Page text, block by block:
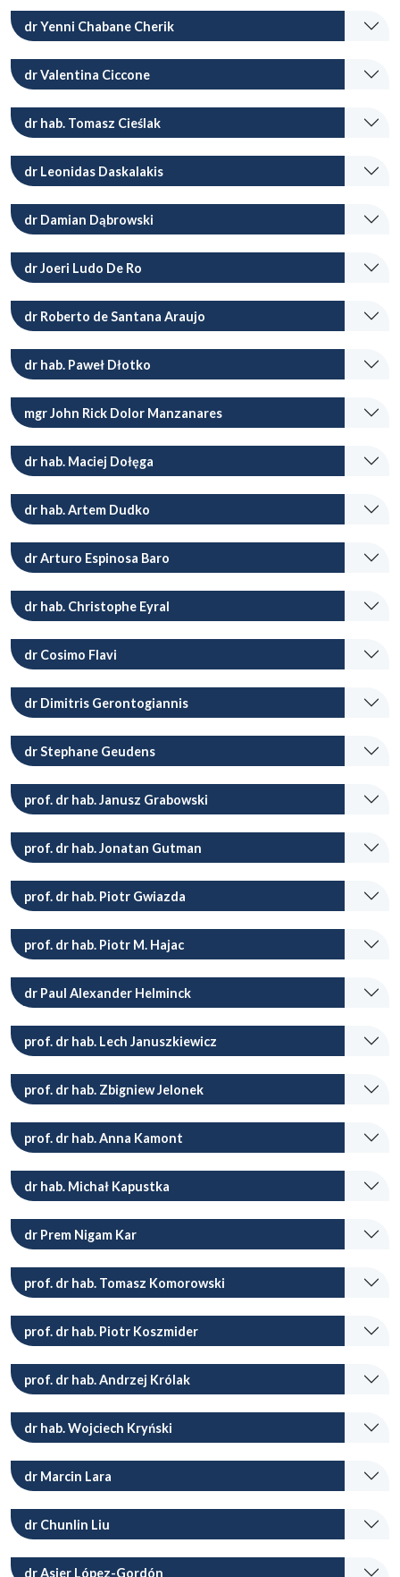
dr Yenni Chabane Cherik
dr Valentina Ciccone
dr hab. Tomasz Cieślak
dr Leonidas Daskalakis
dr Damian Dąbrowski
dr Joeri Ludo De Ro
dr Roberto de Santana Araujo
dr hab. Paweł Dłotko
mgr John Rick Dolor Manzanares
dr hab. Maciej Dołęga
dr hab. Artem Dudko
dr Arturo Espinosa Baro
dr hab. Christophe Eyral
dr Cosimo Flavi
dr Dimitris Gerontogiannis
dr Stephane Geudens
prof. dr hab. Janusz Grabowski
prof. dr hab. Jonatan Gutman
prof. dr hab. Piotr Gwiazda
prof. dr hab. Piotr M. Hajac
dr Paul Alexander Helminck
prof. dr hab. Lech Januszkiewicz
prof. dr hab. Zbigniew Jelonek
prof. dr hab. Anna Kamont
dr hab. Michał Kapustka
dr Prem Nigam Kar
prof. dr hab. Tomasz Komorowski
prof. dr hab. Piotr Koszmider
prof. dr hab. Andrzej Królak
dr hab. Wojciech Kryński
dr Marcin Lara
dr Chunlin Liu
dr Asier López-Gordón